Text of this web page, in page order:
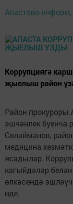
Апастово-информ,
Коррупциягә
җыелыш район
Район прокуроры
эшчәнлек буенча
Сөләйманов,
медицина
ясадылар.
кагыйдәләр
өлкәсендә
иде.